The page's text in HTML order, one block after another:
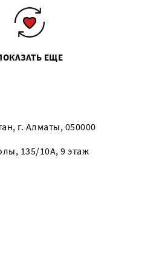
ЕЩЕ
г. Алматы, 050000
135/10А, 9 этаж